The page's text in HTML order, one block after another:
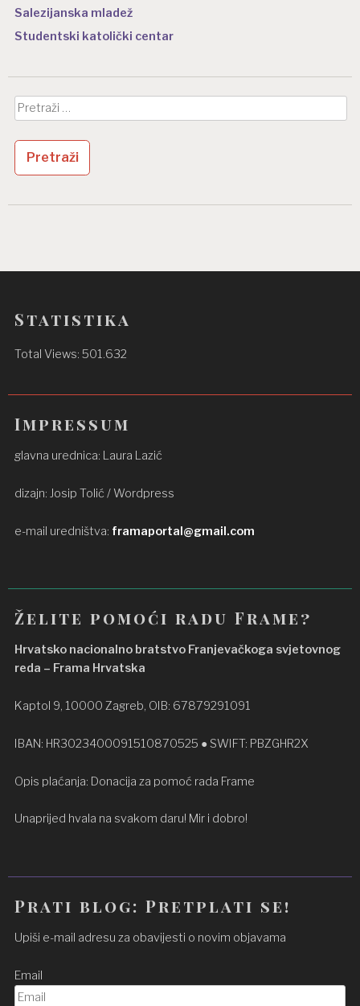
Salezijanska mladež
Studentski katolički centar
Pretraži:
Statistika
Total Views:501.632
Impressum
glavna urednica: Laura Lazić
dizajn: Josip Tolić / Wordpress
e-mail uredništva: framaportal@gmail.com
Želite pomoći radu Frame?
Hrvatsko nacionalno bratstvo Franjevačkoga svjetovnog
reda – Frama Hrvatska
Kaptol 9, 10000 Zagreb, OIB: 67879291091
IBAN: HR3023400091510870525 ● SWIFT: PBZGHR2X
Opis plaćanja: Donacija za pomoć rada Frame
Unaprijed hvala na svakom daru! Mir i dobro!
Prati blog: Pretplati se!
Upiši e-mail adresu za obavijesti o novim objavama
Email